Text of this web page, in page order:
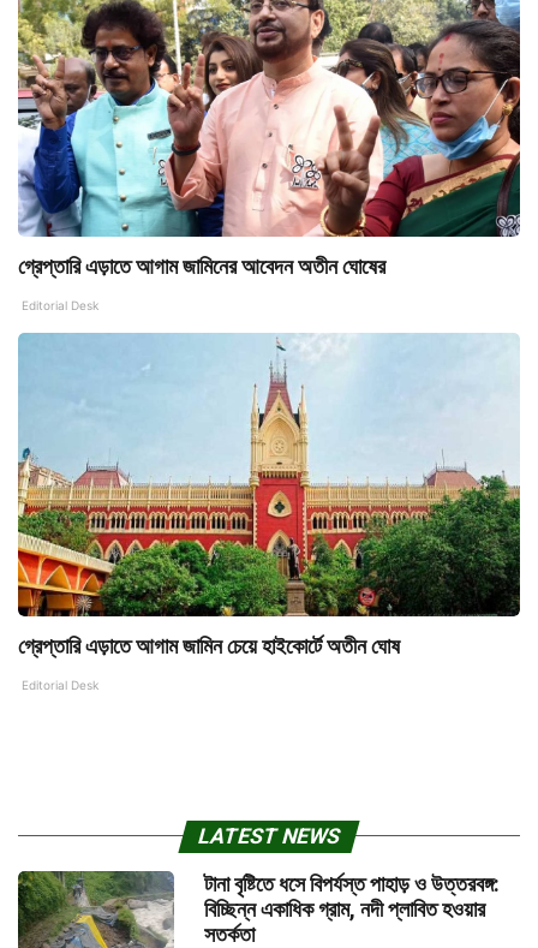
গ্রেপ্তারি এড়াতে আগাম জামিনের আবেদন অতীন ঘোষের
Editorial Desk
গ্রেপ্তারি এড়াতে আগাম জামিন চেয়ে হাইকোর্টে অতীন ঘোষ
Editorial Desk
LATEST NEWS
টানা বৃষ্টিতে ধসে বিপর্যস্ত পাহাড় ও উত্তরবঙ্গ:
বিচ্ছিন্ন একাধিক গ্রাম, নদী প্লাবিত হওয়ার
সতর্কতা